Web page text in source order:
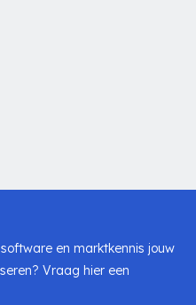
en marktkennis jouw
Vraag hier een